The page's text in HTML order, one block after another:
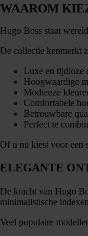
WAAROM
Hugo Boss staat
De collectie kenmerkt
Luxe en tijdloze
Hoogwaardige
Modieuze
Comfortabele
Betrouwbare
Perfect te
Of u nu kiest voor een
ELEGANTE
De kracht van Hugo
minimalistische
Veel populaire